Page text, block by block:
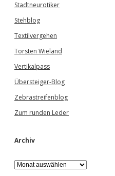
Stadtneurotiker
Stehblog
Textilvergehen
Torsten Wieland
Vertikalpass
Übersteiger-Blog
Zebrastreifenblog
Zum runden Leder
Archiv
A
r